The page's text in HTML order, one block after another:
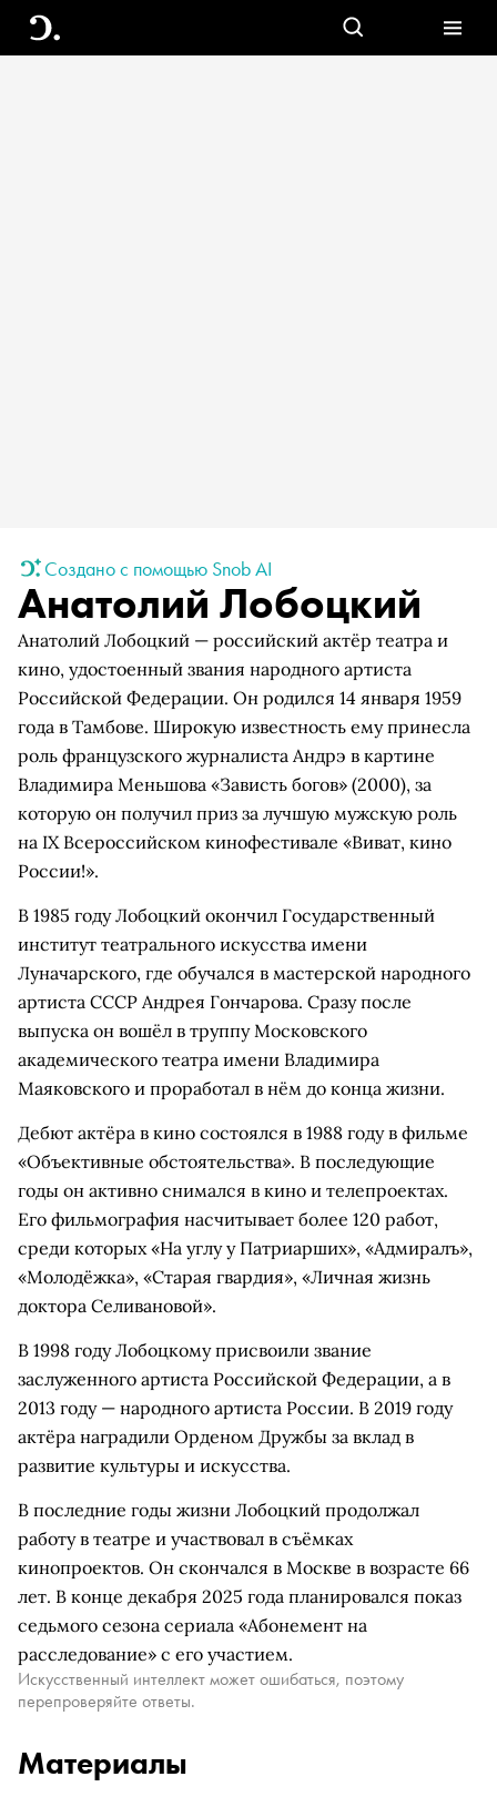
Создано с помощью Snob AI
Анатолий Лобоцкий
Анатолий Лобоцкий — российский актёр театра и
кино, удостоенный звания народного артиста
Российской Федерации. Он родился 14 января 1959
года в Тамбове. Широкую известность ему принесла
роль французского журналиста Андрэ в картине
Владимира Меньшова «Зависть богов» (2000), за
которую он получил приз за лучшую мужскую роль
на IX Всероссийском кинофестивале «Виват, кино
России!».
В 1985 году Лобоцкий окончил Государственный
институт театрального искусства имени
Луначарского, где обучался в мастерской народного
артиста СССР Андрея Гончарова. Сразу после
выпуска он вошёл в труппу Московского
академического театра имени Владимира
Маяковского и проработал в нём до конца жизни.
Дебют актёра в кино состоялся в 1988 году в фильме
«Объективные обстоятельства». В последующие
годы он активно снимался в кино и телепроектах.
Его фильмография насчитывает более 120 работ,
среди которых «На углу у Патриарших», «Адмиралъ»,
«Молодёжка», «Старая гвардия», «Личная жизнь
доктора Селивановой».
В 1998 году Лобоцкому присвоили звание
заслуженного артиста Российской Федерации, а в
2013 году — народного артиста России. В 2019 году
актёра наградили Орденом Дружбы за вклад в
развитие культуры и искусства.
В последние годы жизни Лобоцкий продолжал
работу в театре и участвовал в съёмках
кинопроектов. Он скончался в Москве в возрасте 66
лет. В конце декабря 2025 года планировался показ
седьмого сезона сериала «Абонемент на
расследование» с его участием.
Искусственный интеллект может ошибаться, поэтому
перепроверяйте ответы.
Материалы